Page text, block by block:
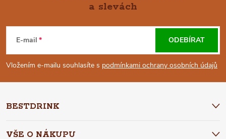
P
a slevách
E-mail
Vložením e-mailu souhlasíte s podmínkami ochrany osobních údajů
ODEBÍRAT
BESTDRINK
VŠE O NÁKUPU